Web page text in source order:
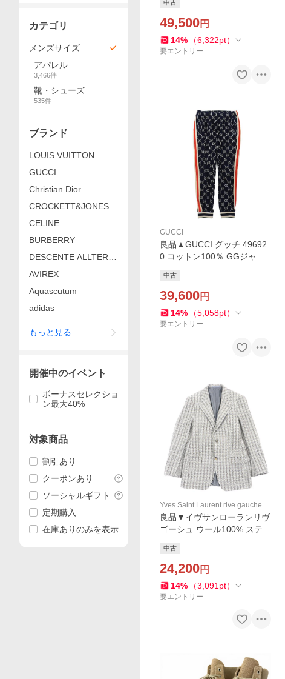
ードショーツ スイムパンツ
M 伊製 正規品
中古
49,500円
14% （6,322pt）
要エントリー
GUCCI
良品▲GUCCI グッチ 49692
0 コットン100％ GGジャガ
グ パンツ ネイビー マルチ X
L イタリア製 正規品 メンズ
中古
39,600円
14% （5,058pt）
要エントリー
Yves Saint Laurent rive gauche
良品▼イヴサンローランリヴ
ゴーシュ ウール100% ステフ
プ 織柄 ロゴ刺繍 シングルジ
ャケット テーラード 46
中古
24,200円
14% （3,091 pt）
要エントリー
カテゴリ
メンズサイズ
アパレル
3,466件
靴・シューズ
535件
ブランド
LOUIS VUITTON
GUCCI
Christian Dior
CROCKETT&JONES
CELINE
BURBERRY
DESCENTE ALLTERR
AIN
AVIREX
Aquascutum
adidas
もっと見る
開催中のイベント
ボーナスセレクショ
ン最大40%
対象商品
割引あり
クーポンあり
ソーシャルギフト
定期購入
在庫ありのみを表示